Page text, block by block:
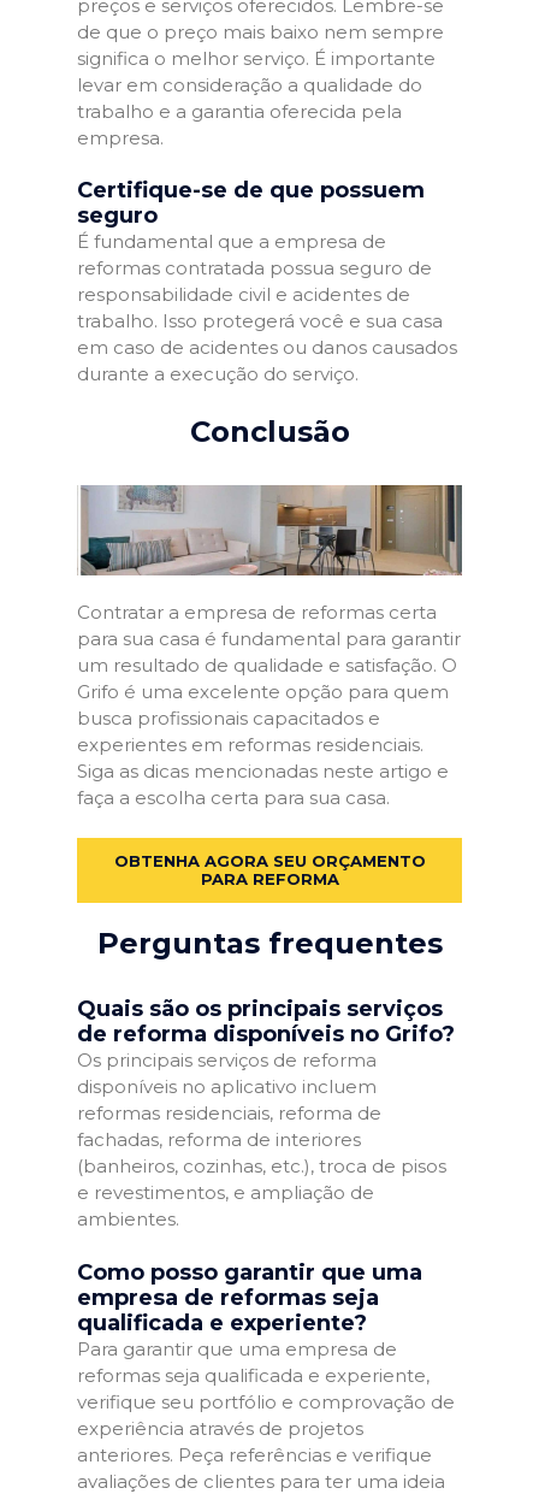
preços e serviços oferecidos. Lembre-se
de que o preço mais baixo nem sempre
significa o melhor serviço. É importante
levar em consideração a qualidade do
trabalho e a garantia oferecida pela
empresa.
Certifique-se de que possuem
seguro
É fundamental que a empresa de
reformas contratada possua seguro de
responsabilidade civil e acidentes de
trabalho. Isso protegerá você e sua casa
em caso de acidentes ou danos causados
durante a execução do serviço.
Conclusão
Contratar a empresa de reformas certa
para sua casa é fundamental para garantir
um resultado de qualidade e satisfação. O
Grifo é uma excelente opção para quem
busca profissionais capacitados e
experientes em reformas residenciais.
Siga as dicas mencionadas neste artigo e
faça a escolha certa para sua casa.
OBTENHA AGORA SEU ORÇAMENTO
PARA REFORMA
Perguntas frequentes
Quais são os principais serviços
de reforma disponíveis no Grifo?
Os principais serviços de reforma
disponíveis no aplicativo incluem
reformas residenciais, reforma de
fachadas, reforma de interiores
(banheiros, cozinhas, etc.), troca de pisos
e revestimentos, e ampliação de
ambientes.
Como posso garantir que uma
empresa de reformas seja
qualificada e experiente?
Para garantir que uma empresa de
reformas seja qualificada e experiente,
verifique seu portfólio e comprovação de
experiência através de projetos
anteriores. Peça referências e verifique
avaliações de clientes para ter uma ideia